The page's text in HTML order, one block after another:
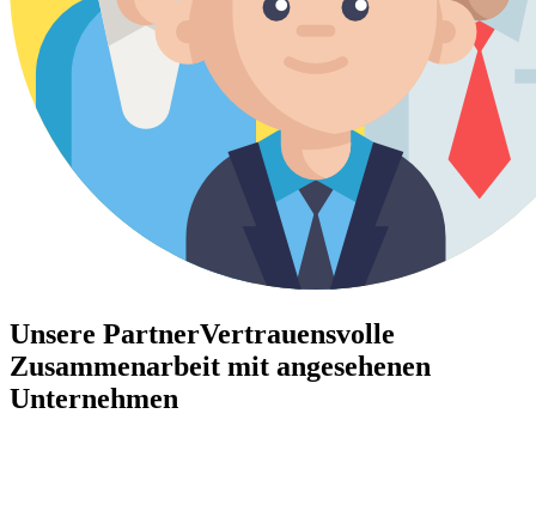
Unsere PartnerVertrauensvolle
Zusammenarbeit mit angesehenen
Unternehmen